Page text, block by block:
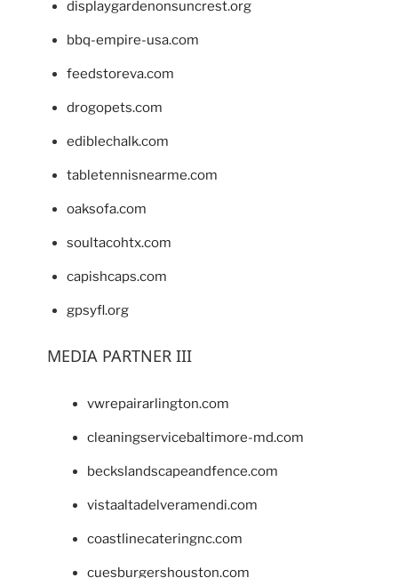
displaygardenonsuncrest.org
bbq-empire-usa.com
feedstoreva.com
drogopets.com
ediblechalk.com
tabletennisnearme.com
oaksofa.com
soultacohtx.com
capishcaps.com
gpsyfl.org
MEDIA PARTNER III
vwrepairarlington.com
cleaningservicebaltimore-md.com
beckslandscapeandfence.com
vistaaltadelveramendi.com
coastlinecateringnc.com
cuesburgershouston.com